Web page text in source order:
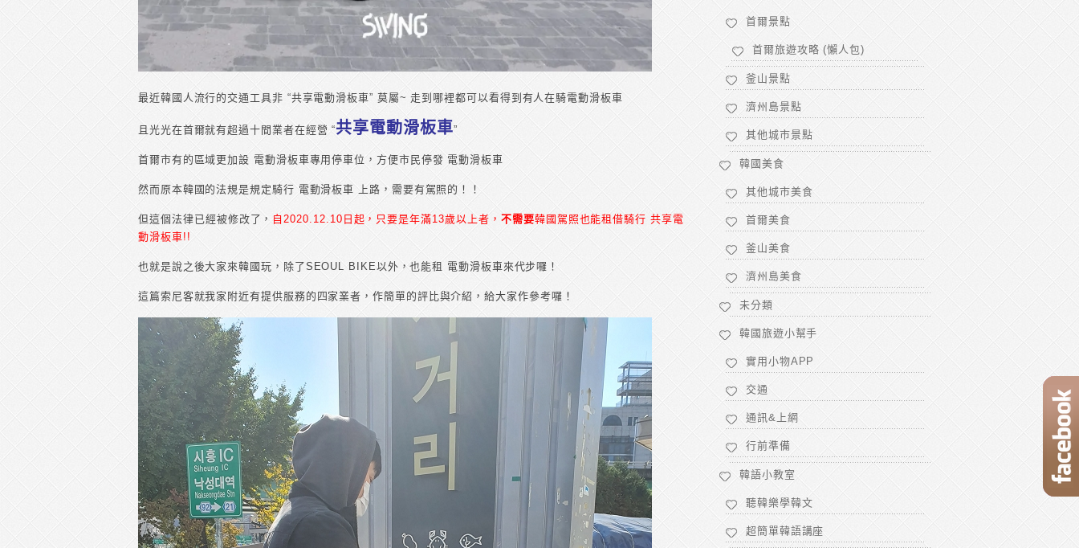
最近韓國人流行的交通工具非 “共享電動滑板車” 莫屬~ 走到哪裡都可以看得到有人在騎電動滑板車
且光光在首爾就有超過十間業者在經營 “共享電動滑板車”
首爾市有的區域更加設 電動滑板車專用停車位，方便市民停發 電動滑板車
然而原本韓國的法規是規定騎行 電動滑板車 上路，需要有駕照的！！
但這個法律已經被修改了， 自2020.12.10日起，只要是年滿13歲以上者， 不需要韓國駕照也能租借騎行 共享電
動滑板車!!
也就是說之後大家來韓國玩，除了SEOUL BIKE以外，也能租 電動滑板車來代步囉！
這篇索尼客就我家附近有提供服務的四家業者，作簡單的評比與介紹，給大家作參考囉！
首爾景點
首爾旅遊攻略 (懶人包)
釜山景點
濟州島景點
其他城市景點
韓國美食
其他城市美食
首爾美食
釜山美食
濟州島美食
未分類
韓國旅遊小幫手
實用小物APP
交通
通訊&上網
行前準備
韓語小教室
聽韓樂學韓文
超簡單韓語講座